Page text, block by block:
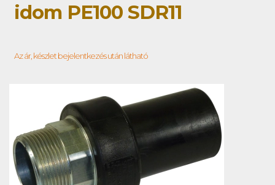
idom PE100 SDR11
Az ár, készlet bejelentkezés után látható